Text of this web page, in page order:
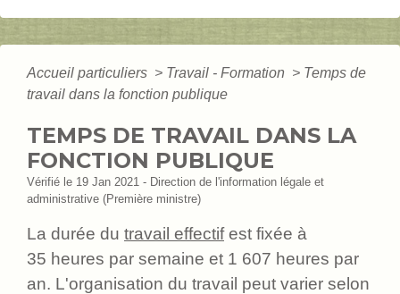
Accueil particuliers > Travail - Formation > Temps de
travail dans la fonction publique
TEMPS DE TRAVAIL DANS LA
FONCTION PUBLIQUE
Vérifié le 19 Jan 2021 - Direction de l'information légale et
administrative (Première ministre)
La durée du travail effectifest fixée à
35 heures par semaine et 1 607 heures par
an. L'organisation du travail peut varier selon